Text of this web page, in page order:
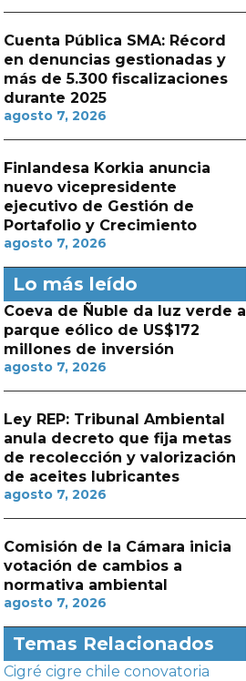
Cuenta Pública SMA: Récord
en denuncias gestionadas y
más de 5.300 fiscalizaciones
durante 2025
agosto 7, 2026
Finlandesa Korkia anuncia
nuevo vicepresidente
ejecutivo de Gestión de
Portafolio y Crecimiento
agosto 7, 2026
Lo más leído
Coeva de Ñuble da luz verde a
parque eólico de US$172
millones de inversión
agosto 7, 2026
Ley REP: Tribunal Ambiental
anula decreto que fija metas
de recolección y valorización
de aceites lubricantes
agosto 7, 2026
Comisión de la Cámara inicia
votación de cambios a
normativa ambiental
agosto 7, 2026
Temas Relacionados
Cigré cigre chile conovatoria